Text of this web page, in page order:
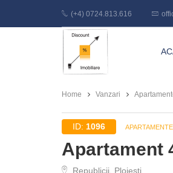
(+4) 0724.813.616
Discount
Imobiliare
Home Vanzari
ID: 1096
Apartament
Republicii, Ploiesti